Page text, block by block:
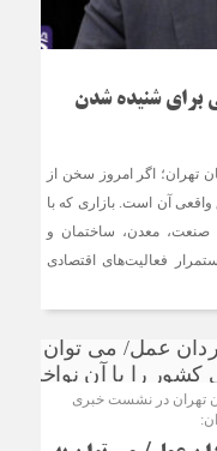
برای شنیده شدن
تهران؛ اگر امروز سخن از
آن است. بازاری که با
صنعت، معدن، ساختمان و
فعالیت‌های اقتصادی
تهران در نشست خبری